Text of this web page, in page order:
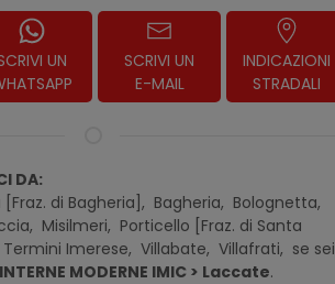
UN
SCRIVI UN
E-MAIL
INDICAZIONI
STRADALI
DA:
[Fraz. di Bagheria], Bagheria, Bolognetta,
Misilmeri, Porticello [Fraz. di Santa
Termini Imerese, Villabate, Villafrati, se sei
MODERNE IMIC > Laccate.